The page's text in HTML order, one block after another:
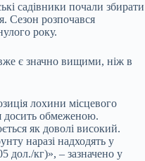
садівники почали збирати
Сезон розпочався
року.
є значно вищими, ніж в
лохини місцевого
досить обмеженою.
як доволі високий.
наразі надходять у
дол./кг)», – зазначено у